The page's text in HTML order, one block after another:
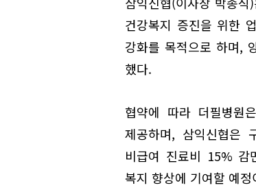
건강복지 증진을 위한
강화를 목적으로 하며,
했다.
협약에 따라 더필병원
제공하며, 삼익신협은
비급여 진료비 15% 감
복지 향상에 기여할 예정